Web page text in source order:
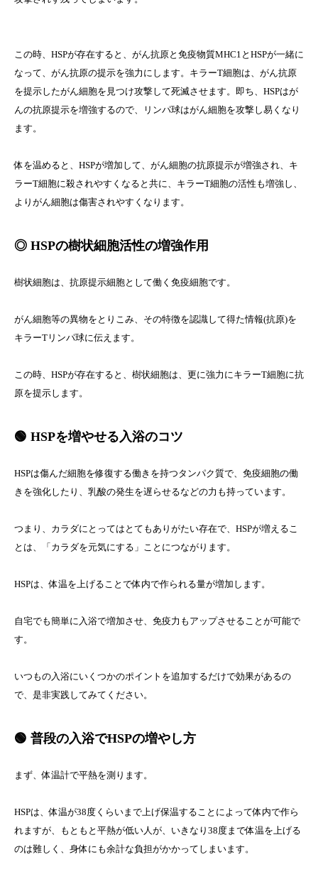
この時、HSPが存在すると、がん抗原と免疫物質MHC1とHSPが一緒に
なって、がん抗原の提示を強力にします。キラーT細胞は、がん抗原
を提示したがん細胞を見つけ攻撃して死滅させます。即ち、HSPはが
んの抗原提示を増強するので、リンパ球はがん細胞を攻撃し易くなり
ます。
体を温めると、HSPが増加して、がん細胞の抗原提示が増強され、キ
ラーT細胞に殺されやすくなると共に、キラーT細胞の活性も増強し、
よりがん細胞は傷害されやすくなります。
◎ HSPの樹状細胞活性の増強作用
樹状細胞は、抗原提示細胞として働く免疫細胞です。
がん細胞等の異物をとりこみ、その特徴を認識して得た情報(抗原)を
キラーTリンパ球に伝えます。
この時、HSPが存在すると、樹状細胞は、更に強力にキラーT細胞に抗
原を提示します。
🟢 HSPを増やせる入浴のコツ
HSPは傷んだ細胞を修復する働きを持つタンパク質で、免疫細胞の働
きを強化したり、乳酸の発生を遅らせるなどの力も持っています。
つまり、カラダにとってはとてもありがたい存在で、HSPが増えるこ
とは、「カラダを元気にする」ことにつながります。
HSPは、体温を上げることで体内で作られる量が増加します。
自宅でも簡単に入浴で増加させ、免疫力もアップさせることが可能で
す。
いつもの入浴にいくつかのポイントを追加するだけで効果があるの
で、是非実践してみてください。
🟢 普段の入浴でHSPの増やし方
まず、体温計で平熱を測ります。
HSPは、体温が38度くらいまで上げ保温することによって体内で作ら
れますが、もともと平熱が低い人が、いきなり38度まで体温を上げる
のは難しく、身体にも余計な負担がかかってしまいます。